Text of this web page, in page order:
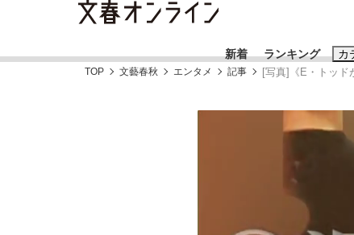
新着 ランキング カ
おすすめの
#藤田晋
#玉木雄一郎
TOP 文藝春秋 エンタメ 記事 [写真]《E・トッド